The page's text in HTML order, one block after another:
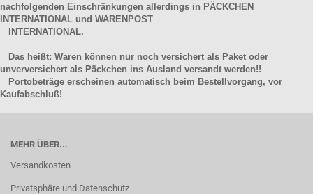
nachfolgenden Einschränkungen allerdings in PÄCKCHEN
INTERNATIONAL und WARENPOST
INTERNATIONAL.
Das heißt: Waren können nur noch versichert als Paket oder
unverversichert als Päckchen ins Ausland versandt werden!!
Portobeträge erscheinen automatisch beim Bestellvorgang, vor
Kaufabschluß!
MEHR ÜBER...
Versandkosten
Privatsphäre und Datenschutz